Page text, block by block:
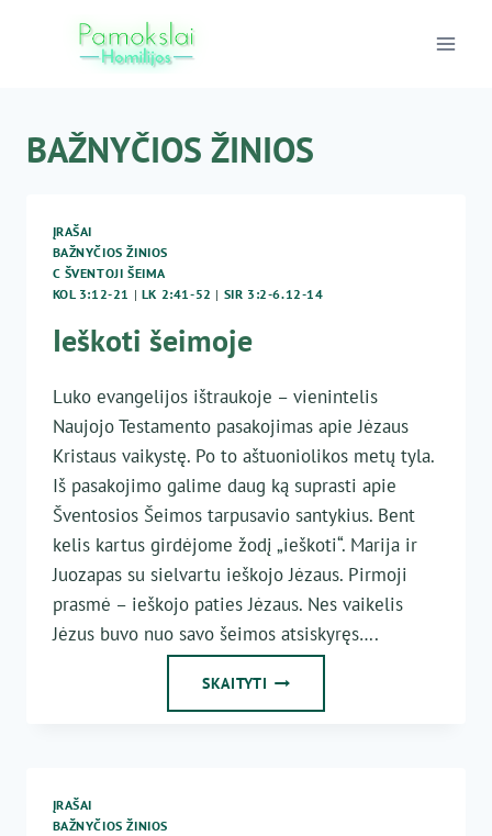
BAŽNYČIOS ŽINIOS
ĮRAŠAI
BAŽNYČIOS ŽINIOS
C ŠVENTOJI ŠEIMA
KOL 3:12-21 | LK 2:41-52 | SIR 3:2-6.12-14
Ieškoti šeimoje
Luko evangelijos ištraukoje – vienintelis
Naujojo Testamento pasakojimas apie Jėzaus
Kristaus vaikystę. Po to aštuoniolikos metų tyla.
Iš pasakojimo galime daug ką suprasti apie
Šventosios Šeimos tarpusavio santykius. Bent
kelis kartus girdėjome žodį „ieškoti“. Marija ir
Juozapas su sielvartu ieškojo Jėzaus. Pirmoji
prasmė – ieškojo paties Jėzaus. Nes vaikelis
Jėzus buvo nuo savo šeimos atsiskyręs….
SKAITYTI IEŠKOTI
ĮRAŠAI
BAŽNYČIOS ŽINIOS